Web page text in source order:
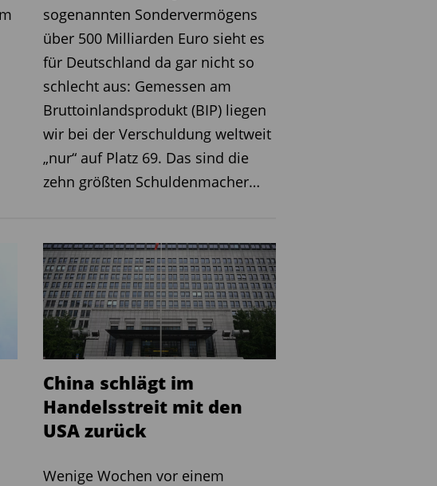
sogenannten Sondervermögens
über 500 Milliarden Euro sieht es
für Deutschland da gar nicht so
schlecht aus: Gemessen am
Bruttoinlandsprodukt (BIP) liegen
wir bei der Verschuldung weltweit
„nur“ auf Platz 69. Das sind die
zehn größten Schuldenmacher…
China schlägt im
Handelsstreit mit den
USA zurück
Wenige Wochen vor einem